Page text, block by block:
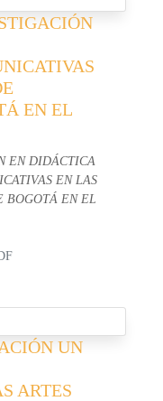
EN EL
EN DIDÁCTICA
EN LAS
BOGOTÁ EN EL
UN
ARTES